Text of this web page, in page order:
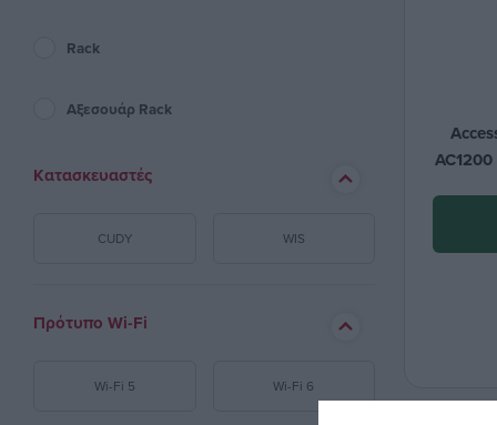
Rack
Αξεσουάρ Rack
Κατασκευαστές
CUDY WIS
Πρότυπο Wi-Fi
Wi-Fi 5 Wi-Fi 6